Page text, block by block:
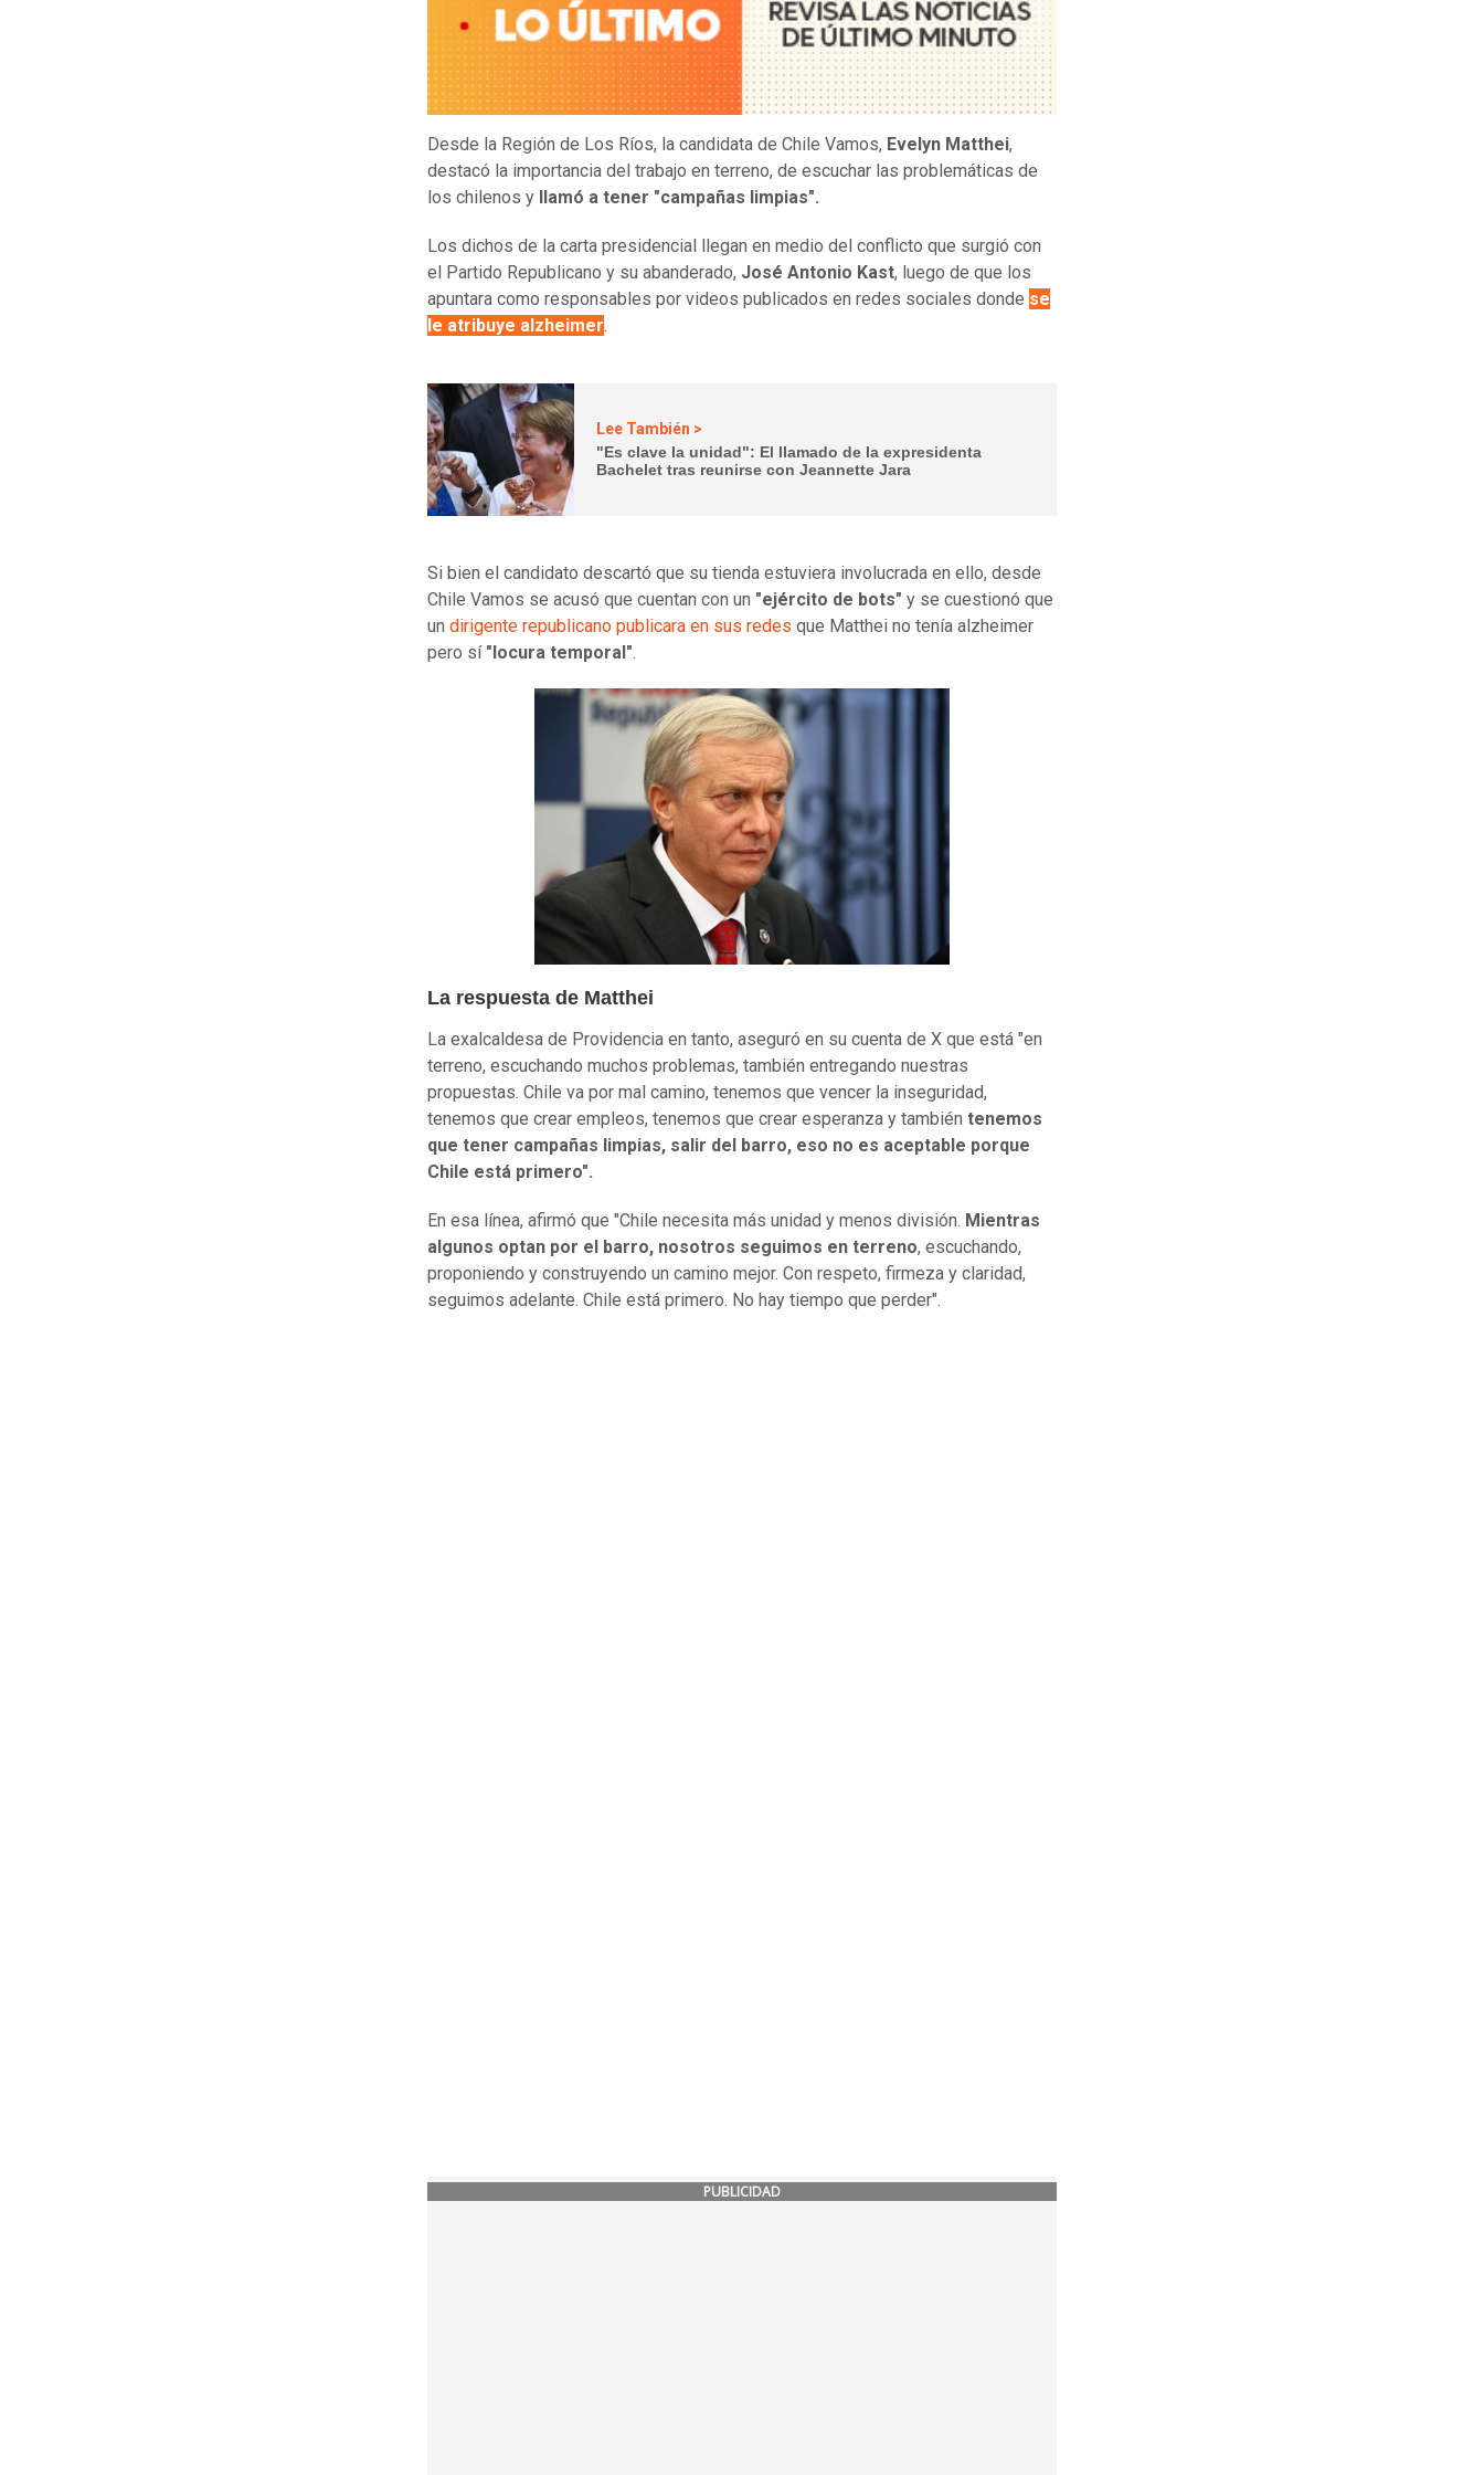
Desde la Región de Los Ríos, la candidata de Chile Vamos, Evelyn Matthei,
destacó la importancia del trabajo en terreno, de escuchar las problemáticas de
los chilenos y llamó a tener "campañas limpias".
Los dichos de la carta presidencial llegan en medio del conflicto que surgió con
el Partido Republicano y su abanderado, José Antonio Kast, luego de que los
apuntara como responsables por videos publicados en redes sociales donde se
le atribuye alzheimer
Lee También >
"Es clave la unidad": El llamado de la expresidenta
Bachelet tras reunirse con Jeannette Jara
Si bien el candidato descartó que su tienda estuviera involucrada en ello, desde
Chile Vamos se acusó que cuentan con un "ejército de bots" y se cuestionó que
un dirigente republicano publicara en sus redes que Matthei no tenía alzheimer
pero sí "locura temporal"
La respuesta de Matthei
La exalcaldesa de Providencia en tanto, aseguró en su cuenta de X que está "en
terreno, escuchando muchos problemas, también entregando nuestras
propuestas. Chile va por mal camino, tenemos que vencer la inseguridad,
tenemos que crear empleos, tenemos que crear esperanza y también tenemos
que tener campañas limpias, salir del barro, eso no es aceptable porque
Chile está primero".
En esa línea, afirmó que "Chile necesita más unidad y menos división. Mientras
algunos optan por el barro, nosotros seguimos en terreno, escuchando,
proponiendo y construyendo un camino mejor. Con respeto, firmeza y claridad,
seguimos adelante. Chile está primero. No hay tiempo que perder".
PUBLICIDAD